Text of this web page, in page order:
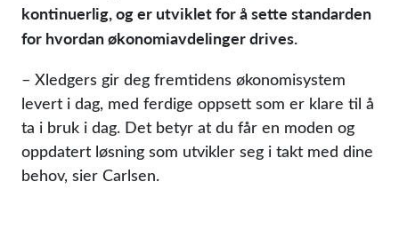
kontinuerlig, og er utviklet for å sette standarden
for hvordan økonomiavdelinger drives.
– Xledgers gir deg fremtidens økonomisystem
levert i dag, med ferdige oppsett som er klare til å
ta i bruk i dag. Det betyr at du får en moden og
oppdatert løsning som utvikler seg i takt med dine
behov, sier Carlsen.